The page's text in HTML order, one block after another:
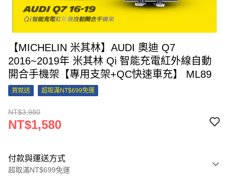
【MICHELIN 米其林】AUDI 奧迪 Q7
2016~2019年 米其林 Qi 智能充電紅外線自動
開合手機架【專用支架+QC快速車充】 ML89
買就送 超取滿NT$699免運
NT$3,980
NT$1,580
付款與運送方式
超取滿NT$699免運